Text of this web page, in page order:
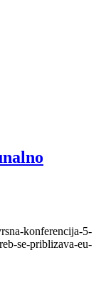
konferencija-5-
se-priblizava-eu-